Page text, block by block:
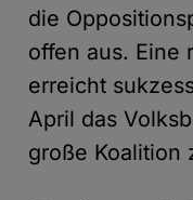
die
offen aus. Eine
erreicht
April das
große Koalition